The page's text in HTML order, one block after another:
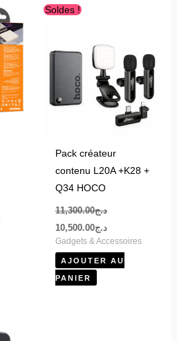
Soldes !
Pack créateur
contenu L20A +K28 +
Q34 HOCO
د.ج11,300.00
Le
prix
د.ج10,500.00
Gadgets & Accessoires
AJOUTER AU
PANIER